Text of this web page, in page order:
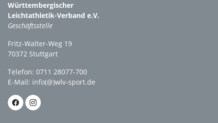
Württembergischer
Leichtathletik-Verband e.V.
Geschäftsstelle
Fritz-Walter-Weg 19
70372 Stuttgart
Telefon: 0711 28077-700
E-Mail: info(@)wlv-sport.de